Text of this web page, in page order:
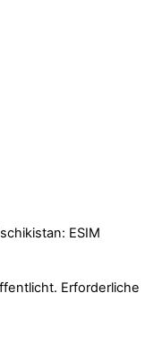
ESIM
Erforderliche